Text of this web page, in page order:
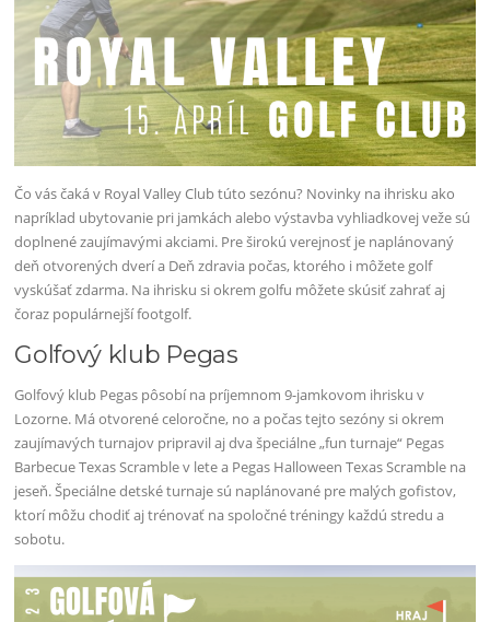
Čo vás čaká v Royal Valley Club túto sezónu? Novinky na ihrisku ako
napríklad ubytovanie pri jamkách alebo výstavba vyhliadkovej veže sú
doplnené zaujímavými akciami. Pre širokú verejnosť je naplánovaný
deň otvorených dverí a Deň zdravia počas, ktorého i môžete golf
vyskúšať zdarma. Na ihrisku si okrem golfu môžete skúsiť zahrať aj
čoraz populárnejší footgolf.
Golfový klub Pegas
Golfový klub Pegas pôsobí na príjemnom 9-jamkovom ihrisku v
Lozorne. Má otvorené celoročne, no a počas tejto sezóny si okrem
zaujímavých turnajov pripravil aj dva špeciálne „fun turnaje“ Pegas
Barbecue Texas Scramble v lete a Pegas Halloween Texas Scramble na
jeseň. Špeciálne detské turnaje sú naplánované pre malých gofistov,
ktorí môžu chodiť aj trénovať na spoločné tréningy každú stredu a
sobotu.